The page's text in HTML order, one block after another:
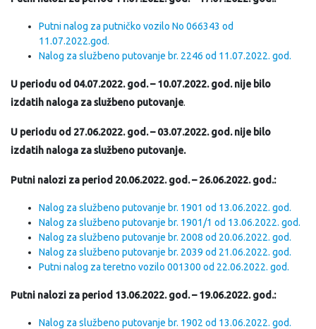
Putni nalog za putničko vozilo No 066343 od
11.07.2022.god.
Nalog za službeno putovanje br. 2246 od 11.07.2022. god.
U periodu od 04.07.2022. god. – 10.07.2022. god. nije bilo
izdatih naloga za službeno putovanje.
U periodu od 27.06.2022. god. – 03.07.2022. god. nije bilo
izdatih naloga za službeno putovanje.
Putni nalozi za period 20.06.2022. god. – 26.06.2022. god.:
Nalog za službeno putovanje br. 1901 od 13.06.2022. god.
Nalog za službeno putovanje br. 1901/1 od 13.06.2022. god.
Nalog za službeno putovanje br. 2008 od 20.06.2022. god.
Nalog za službeno putovanje br. 2039 od 21.06.2022. god.
Putni nalog za teretno vozilo 001300 od 22.06.2022. god.
Putni nalozi za period 13.06.2022. god. – 19.06.2022. god.:
Nalog za službeno putovanje br. 1902 od 13.06.2022. god.